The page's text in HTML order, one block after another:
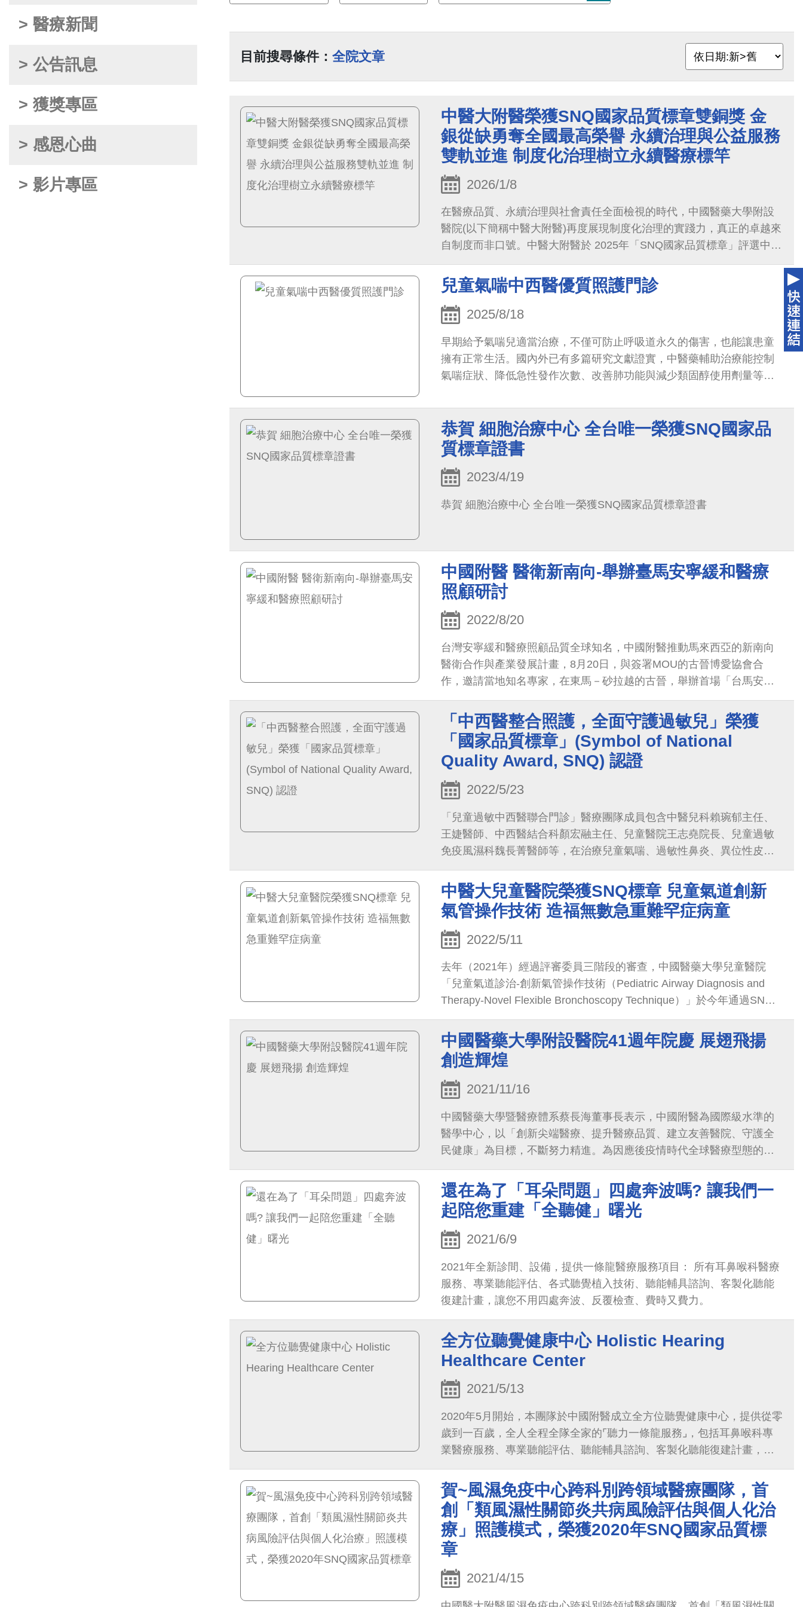
> 醫療新聞
> 公告訊息
> 獲獎專區
> 感恩心曲
> 影片專區
目前搜尋條件： 全院文章
中醫大附醫榮獲SNQ國家品質標章雙銅獎 金
銀從缺勇奪全國最高榮譽 永續治理與公益服務
雙軌並進 制度化治理樹立永續醫療標竿
2026/1/8
在醫療品質、永續治理與社會責任全面檢視的時代，中國醫藥大學附設
醫院(以下簡稱中醫大附醫)再度展現制度化治理的實踐力，真正的卓越來
自制度而非口號。中醫大附醫於 2025年「SNQ國家品質標章」評選中表
現卓越，同時通過「醫院永續發展組」及「公益服務類」兩大類別嚴格
審查，雙雙榮獲銅獎肯定。依主辦單位財團法人生技醫療科技政策研究
中心正式核定，評選因審查標準嚴謹，金獎與銀獎從缺，中醫大附醫所
獲銅獎即為該類別全國最高榮譽等級，具備高度指標性與示範意義。
兒童氣喘中西醫優質照護門診
2025/8/18
早期給予氣喘兒適當治療，不僅可防止呼吸道永久的傷害，也能讓患童
擁有正常生活。國內外已有多篇研究文獻證實，中醫藥輔助治療能控制
氣喘症狀、降低急性發作次數、改善肺功能與減少類固醇使用劑量等。
醫師、蔡妙君醫師，與小兒過敏免疫風濕科魏長菁主任、楊樹文醫師聯
合診療，此中西醫聯合門診於2021年起連續三年榮獲「SNQ國家品質標
章」認證肯定，持續提供氣喘兒最完善的中西醫整合照護。
恭賀 細胞治療中心 全台唯一榮獲SNQ國家品
質標章證書
2023/4/19
恭賀 細胞治療中心 全台唯一榮獲SNQ國家品質標章證書
中國附醫 醫衛新南向-舉辦臺馬安寧緩和醫療
照顧研討
2022/8/20
台灣安寧緩和醫療照顧品質全球知名，中國附醫推動馬來西亞的新南向
醫衛合作與產業發展計畫，8月20日，與簽署MOU的古晉博愛協會合
作，邀請當地知名專家，在東馬－砂拉越的古晉，舉辦首場「台馬安寧
緩和醫療照顧研討會」，場面盛大。 古晉博愛協會將設置砂拉越最大，
有58床的安寧緩和醫療中心，中國附醫的全方位緩和醫療照護是獲得
SNQ國家品質標章認證的團隊，中國附醫將提供台灣經驗、持續深化交
流，推動成為新南向醫衛合作的新亮點。
「中西醫整合照護，全面守護過敏兒」榮獲
「國家品質標章」(Symbol of National
Quality Award, SNQ) 認證
2022/5/23
「兒童過敏中西醫聯合門診」醫療團隊成員包含中醫兒科賴琬郁主任、
王婕醫師、中西醫結合科顏宏融主任、兒童醫院王志堯院長、兒童過敏
免疫風濕科魏長菁醫師等，在治療兒童氣喘、過敏性鼻炎、異位性皮膚
中醫大兒童醫院榮獲SNQ標章 兒童氣道創新
氣管操作技術 造福無數急重難罕症病童
2022/5/11
去年（2021年）經過評審委員三階段的審查，中國醫藥大學兒童醫院
「兒童氣道診治-創新氣管操作技術（Pediatric Airway Diagnosis and
Therapy-Novel Flexible Bronchoscopy Technique）」於今年通過SNQ
國家品質標章特色醫療認證。宋文舉副院長自行研發此技術已逾30年，
臨床上累積超過10,000例的檢查與治療個案，所發表的30餘篇論文亦多
次被引用。
中國醫藥大學附設醫院41週年院慶 展翅飛揚
創造輝煌
2021/11/16
中國醫藥大學暨醫療體系蔡長海董事長表示，中國附醫為國際級水準的
醫學中心，以「創新尖端醫療、提升醫療品質、建立友善醫院、守護全
民健康」為目標，不斷努力精進。為因應後疫情時代全球醫療型態的改
深耕台灣數位醫療產業，進軍國際舞台，加速台灣邁向智慧國家
還在為了「耳朵問題」四處奔波嗎? 讓我們一
起陪您重建「全聽健」曙光
2021/6/9
2021年全新診間、設備，提供一條龍醫療服務項目： 所有耳鼻喉科醫療
服務、專業聽能評估、各式聽覺植入技術、聽能輔具諮詢、客製化聽能
復建計畫，讓您不用四處奔波、反覆檢查、費時又費力。
全方位聽覺健康中心 Holistic Hearing
Healthcare Center
2021/5/13
2020年5月開始，本團隊於中國附醫成立全方位聽覺健康中心，提供從零
歲到一百歲，全人全程全隊全家的⌜聽力一條龍服務⌟，包括耳鼻喉科專
業醫療服務、專業聽能評估、聽能輔具諮詢、客製化聽能復建計畫，一
步一步陪伴您，讓您全聽健。
賀~風濕免疫中心跨科別跨領域醫療團隊，首
創「類風濕性關節炎共病風險評估與個人化治
療」照護模式，榮獲2020年SNQ國家品質標
章
2021/4/15